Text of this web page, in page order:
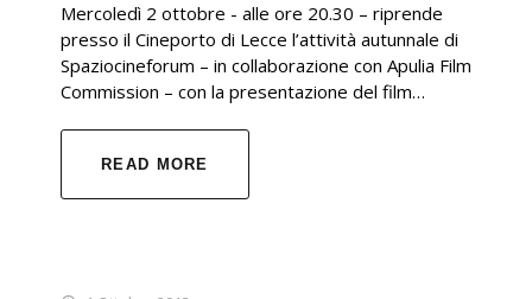
Mercoledì 2 ottobre - alle ore 20.30 – riprende
presso il Cineporto di Lecce l’attività autunnale di
Spaziocineforum – in collaborazione con Apulia Film
Commission – con la presentazione del film…
READ MORE